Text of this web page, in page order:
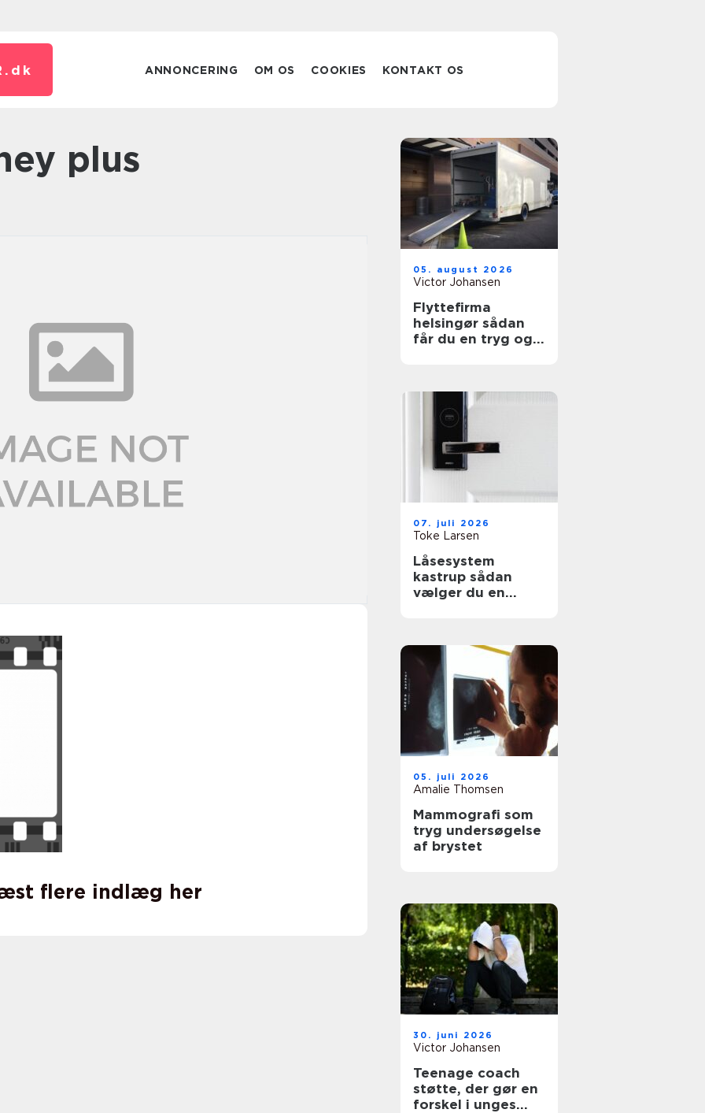
dk ANNONCERING OM OS COOKIES KONTAKT OS
plus
flere indlæg her
05. august 2026
Victor Johansen
Flyttefirma
helsingør sådan
får du en tryg og
07. juli 2026
Toke Larsen
Låsesystem
kastrup sådan
vælger du en
05. juli 2026
Amalie Thomsen
Mammografi som
tryg undersøgelse
af brystet
30. juni 2026
Victor Johansen
Teenage coach
støtte, der gør en
forskel i unges